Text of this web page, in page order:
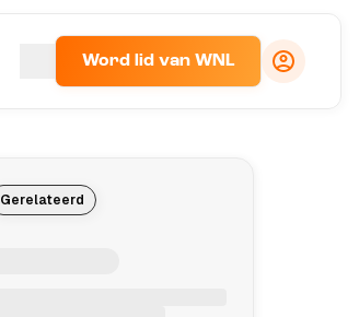
Word lid van WNL
Gerelateerd